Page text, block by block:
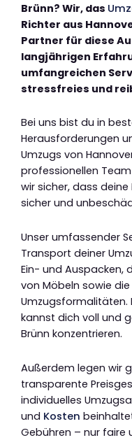
Brünn? Wir, das
Richter aus
Partner für diese
langjährigen
umfangreichen
stressfreies und
Bei uns bist du in
Herausforderungen
Umzugs von
professionellen
wir sicher, dass
sicher und
Unser umfassender
Transport deiner
Ein- und Auspacken,
von Möbeln sowie
Umzugsformalitäten.
kannst dich voll und
Brünn konzentrieren.
Außerdem legen wir
transparente
individuelles
und Kosten
Gebühren – nur faire